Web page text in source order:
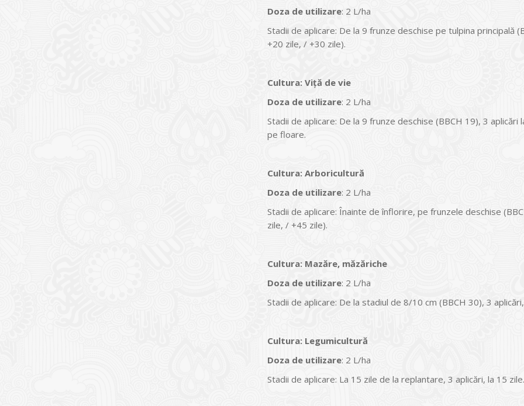
Doza de utilizare: 2 L/ha
Stadii de aplicare: De la 9 frunze deschise pe tulpina principală
+20 zile, / +30 zile).
Cultura: Viță de vie
Doza de utilizare: 2 L/ha
Stadii de aplicare: De la 9 frunze deschise (BBCH 19), 3
pe floare.
Cultura: Arboricultură
Doza de utilizare: 2 L/ha
Stadii de aplicare: Înainte de înflorire, pe frunzele deschise
zile, / +45 zile).
Cultura: Mazăre, măzăriche
Doza de utilizare: 2 L/ha
Stadii de aplicare: De la stadiul de 8/10 cm (BBCH 30), 3
Cultura: Legumicultură
Doza de utilizare: 2 L/ha
Stadii de aplicare: La 15 zile de la replantare, 3 aplicări, la 15 zile.